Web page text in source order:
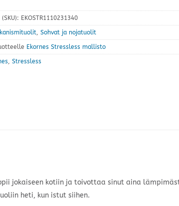
EKOSTR1110231340
Sohvat ja nojatuolit
Ekornes Stressless mallisto
Stressless
jokaiseen kotiin ja toivottaa sinut aina
heti, kun istut siihen.